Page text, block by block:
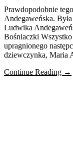
Prawdopodobnie
Andegaweńska.
Ludwika
Bośniaczki Wszystko
upragnionego
dziewczynka, Maria
Continue Reading →